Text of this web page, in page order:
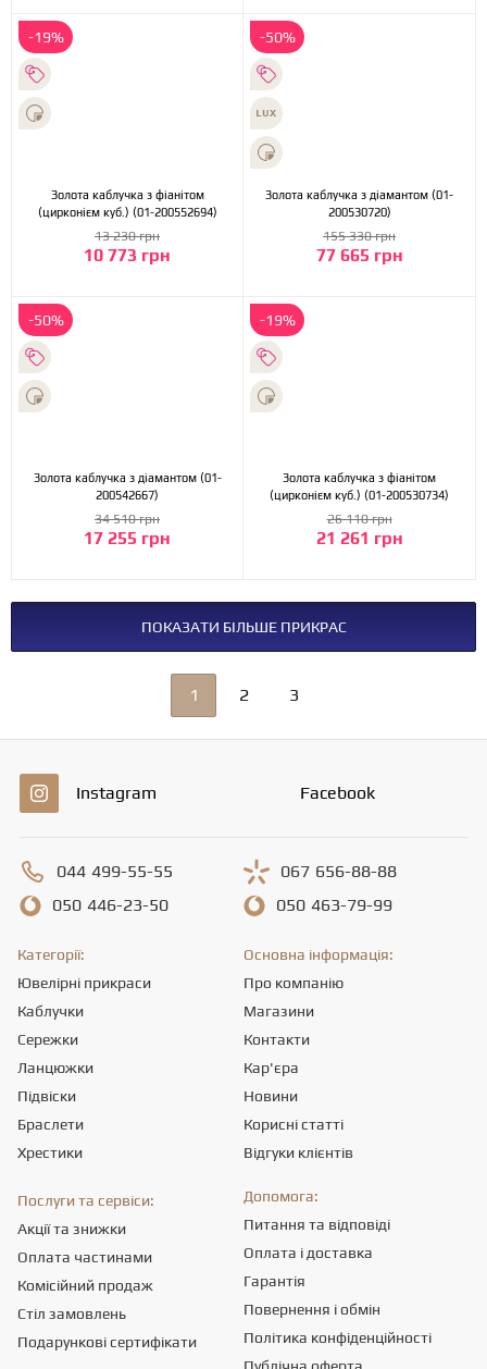
-19%
Золота каблучка з фіанітом
(цирконієм куб.) (01-200552694)
10 773 грн
13 230 грн
-50%
Золота каблучка з діамантом (01-
200530720)
77 665 грн
155 330 грн
-50%
Золота каблучка з діамантом (01-
200542667)
17 255 грн
34 510 грн
-19%
Золота каблучка з фіанітом
(цирконієм куб.) (01-200530734)
21 261 грн
26 110 грн
ПОКАЗАТИ БІЛЬШЕ ПРИКРАС
1 2 3
Instagram Facebook
044 499-55-55
050 446-23-50
067 656-88-88
050 463-79-99
Категорії:
Ювелірні прикраси
Каблучки
Сережки
Ланцюжки
Підвіски
Браслети
Хрестики
Основна інформація:
Про компанію
Магазини
Контакти
Кар'єра
Новини
Корисні статті
Відгуки клієнтів
Послуги та сервіси:
Акції та знижки
Оплата частинами
Комісійний продаж
Стіл замовлень
Подарункові сертифікати
Допомога:
Питання та відповіді
Оплата і доставка
Гарантія
Повернення і обмін
Політика конфіденційності